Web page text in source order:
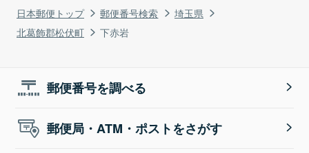
日本郵便トップ 郵便番号検索
埼玉県
北葛飾郡松伏町
下赤岩
郵便番号を調べる
郵便局・ATM・ポストをさがす